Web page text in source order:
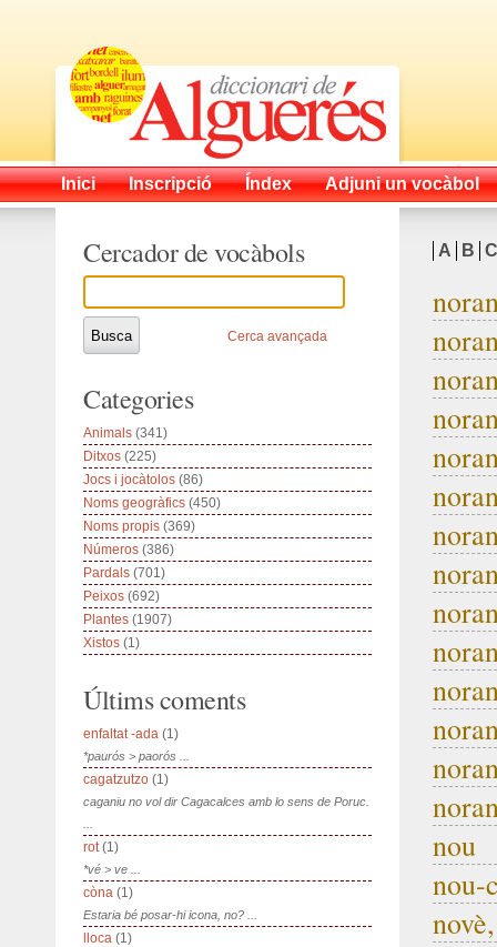
Inici Inscripció Índex Adjuni un vocàbol
A B C
nou
nou-
Cercador de vocàbols
Cerca avançada
Categories
Animals (341)
Ditxos (225)
Jocs i jocàtolos (86)
Noms geogràfics (450)
Noms propis (369)
Números (386)
Pardals (701)
Peixos (692)
Plantes (1907)
Xistos (1)
Últims coments
enfaltat -ada (1)
*paurós > paorós ...
cagatzutzo (1)
caganiu no vol dir Cagacalces amb lo sens de Poruc.
rot(1)
*vé > ve ...
còna (1)
Estaria bé posar-hi icona, no? ...
lloca (1)